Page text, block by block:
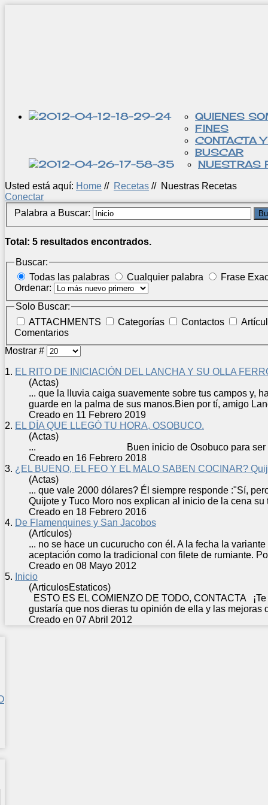
QUIENES
FINES
CONTACTA
BUSCAR
NUESTRAS
Usted está aquí: Home // Recetas // Nuestras Recetas
Conectar
Palabra a Buscar:
Total: 5 resultados encontrados.
Buscar:
Todas las palabras
Cualquier palabra
Frase
Ordenar:
Solo Buscar:
ATTACHMENTS
Categorías Contactos
Comentarios
Mostrar #
1. EL RITO DE INICIACIÓN DEL LANCHA Y SU OLLA
(Actas)
... que la lluvia caiga suavemente sobre tus campos y,
guarde en la palma de sus manos.Bien por tí, amigo
Creado en 11 Febrero 2019
2. EL DÍA QUE LLEGÓ TU HORA, OSOBUCO.
(Actas)
... Buen inicio de Osobuco para
Creado en 16 Febrero 2018
3. ¿EL BUENO, EL FEO Y EL MALO SABEN COCINAR?
(Actas)
... que vale 2000 dólares? Él siempre responde :"Sí,
Quijote y Tuco Moro nos explican al inicio de la cena su
Creado en 18 Febrero 2016
4. De Flamenquines y San Jacobos
(Artículos)
... no se hace un cucurucho con él. A la fecha la
aceptación como la tradicional con filete de rumiante.
Creado en 08 Mayo 2012
5. Inicio
(ArticulosEstaticos)
ESTO ES EL COMIENZO DE TODO, CONTACTA
gustaría que nos dieras tu opinión de ella y las
Creado en 07 Abril 2012